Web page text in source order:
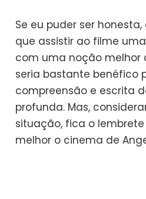
Se eu puder ser
que assistir ao filme
com uma noção melhor
seria bastante benéfico
compreensão e escrita
profunda. Mas,
situação, fica o
melhor o cinema de